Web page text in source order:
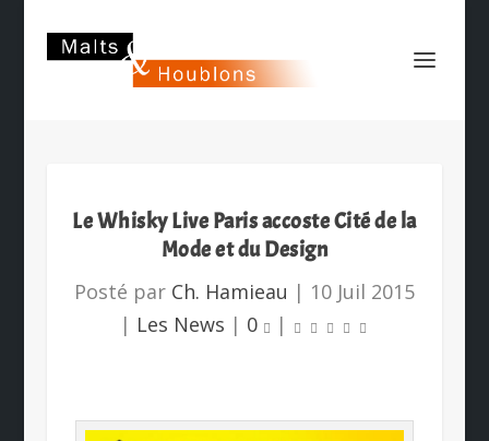
Le Whisky Live Paris accoste Cité de la
Mode et du Design
Posté par Ch. Hamieau | 10 Juil 2015
| Les News | 0 |